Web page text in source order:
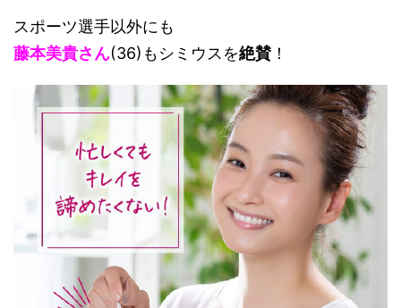
スポーツ選手以外にも
藤本美貴さん(36)もシミウスを絶賛 ！